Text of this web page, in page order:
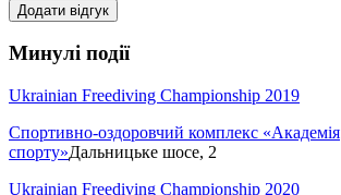
Додати відгук
Минулі події
Ukrainian Freediving Championship 2019
Спортивно-оздоровчий комплекс «Академія
спорту»Дальницьке шосе, 2
Ukrainian Freediving Championship 2020